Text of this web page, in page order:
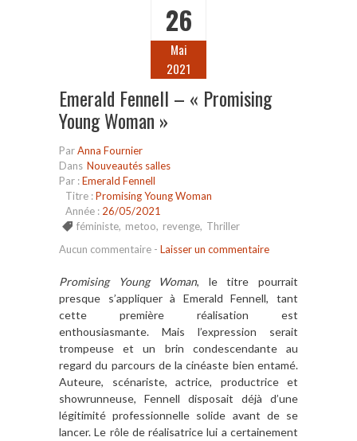
26
Mai
2021
Emerald Fennell – « Promising
Young Woman »
ParAnna Fournier
Dans Nouveautés salles
Par :Emerald Fennell
Titre :Promising Young Woman
Année : 26/05/2021
féministe, metoo, revenge, Thriller
Aucun commentaire - Laisser un commentaire
Promising Young Woman, le titre pourrait
presque s’appliquer à Emerald Fennell, tant
cette première réalisation est
enthousiasmante. Mais l’expression serait
trompeuse et un brin condescendante au
regard du parcours de la cinéaste bien entamé.
Auteure, scénariste, actrice, productrice et
showrunneuse, Fennell disposait déjà d’une
légitimité professionnelle solide avant de se
lancer. Le rôle de réalisatrice lui a certainement